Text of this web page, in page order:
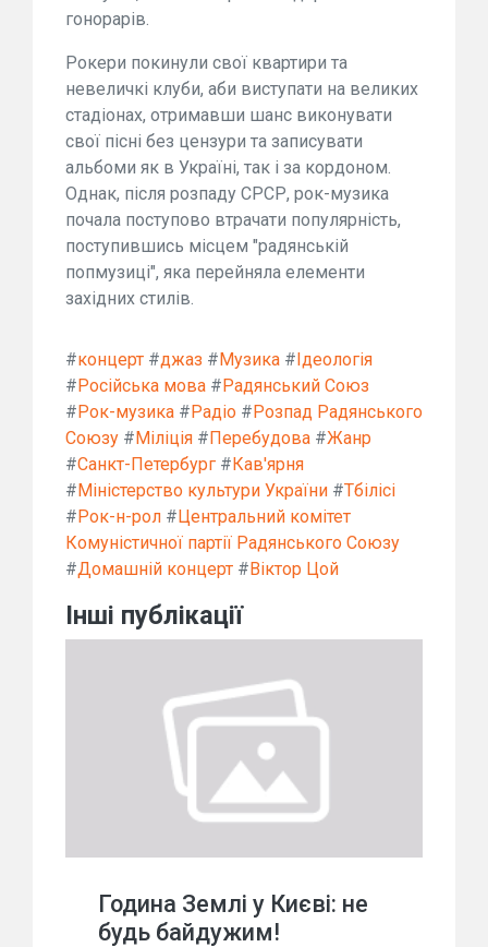
гонорарів.
Рокери покинули свої квартири та
невеличкі клуби, аби виступати на великих
стадіонах, отримавши шанс виконувати
свої пісні без цензури та записувати
альбоми як в Україні, так і за кордоном.
Однак, після розпаду СРСР, рок-музика
почала поступово втрачати популярність,
поступившись місцем "радянській
попмузиці", яка перейняла елементи
західних стилів.
#концерт #джаз #Музика #Ідеологія
#Російська мова #Радянський Союз
#Рок-музика #Радіо #Розпад Радянського
Союзу #Міліція #Перебудова #Жанр
#Санкт-Петербург #Кав'ярня
#Міністерство культури України #Тбілісі
#Рок-н-рол #Центральний комітет
Комуністичної партії Радянського Союзу
#Домашній концерт #Віктор Цой
Інші публікації
Година Землі у Києві: не
будь байдужим!